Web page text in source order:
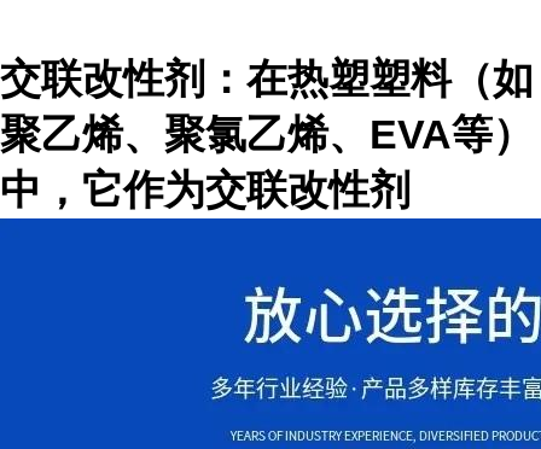
交联改性剂：在热塑塑料（如
聚乙烯、聚氯乙烯、EVA等）
中，它作为交联改性剂